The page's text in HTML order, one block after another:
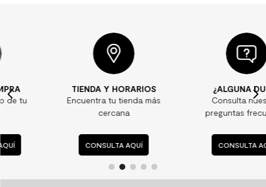
TIENDA Y HORARIOS
Encuentra tu tienda más
CONSULTA AQUÍ
¿ALGUNA DUDA?
Consulta nuestras
preguntas frecuentes
CONSULTA AQUÍ